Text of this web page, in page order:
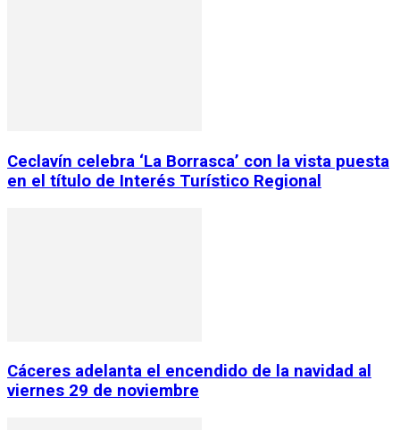
Ceclavín celebra ‘La Borrasca’ con la vista puesta
en el título de Interés Turístico Regional
Cáceres adelanta el encendido de la navidad al
viernes 29 de noviembre